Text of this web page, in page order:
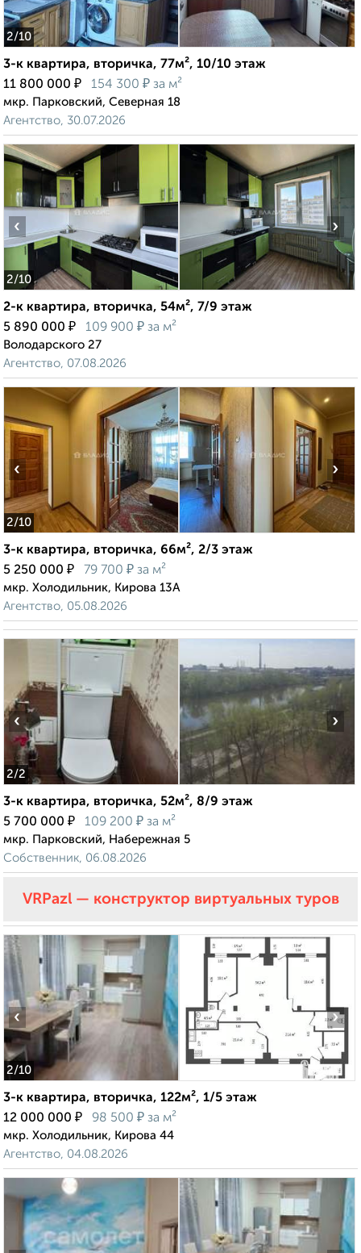
2/10
3-к квартира, вторичка, 77м², 10/10 этаж
11 800 000 ₽ 154 300 ₽ за м²
мкр. Парковский, Северная 18
Агентство, 30.07.2026
2/10
‹ ›
2-к квартира, вторичка, 54м², 7/9 этаж
5 890 000 ₽ 109 900 ₽ за м²
Володарского 27
Агентство, 07.08.2026
2/10
‹ ›
3-к квартира, вторичка, 66м², 2/3 этаж
5 250 000 ₽ 79 700 ₽ за м²
мкр. Холодильник, Кирова 13А
Агентство, 05.08.2026
2/2
‹ ›
3-к квартира, вторичка, 52м², 8/9 этаж
5 700 000 ₽ 109 200 ₽ за м²
мкр. Парковский, Набережная 5
Собственник, 06.08.2026
VRPazl — конструктор виртуальных туров
2/10
‹ ›
3-к квартира, вторичка, 122м², 1/5 этаж
12 000 000 ₽ 98 500 ₽ за м²
мкр. Холодильник, Кирова 44
Агентство, 04.08.2026